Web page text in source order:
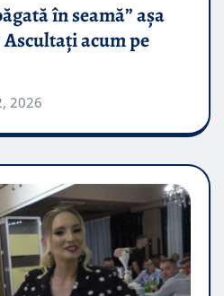
în seamă” așa
acum pe
2026